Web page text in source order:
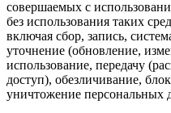
совершаемых с
без использования таких
включая сбор, запись,
уточнение (обновление,
использование, передачу
доступ), обезличивание,
уничтожение персональных